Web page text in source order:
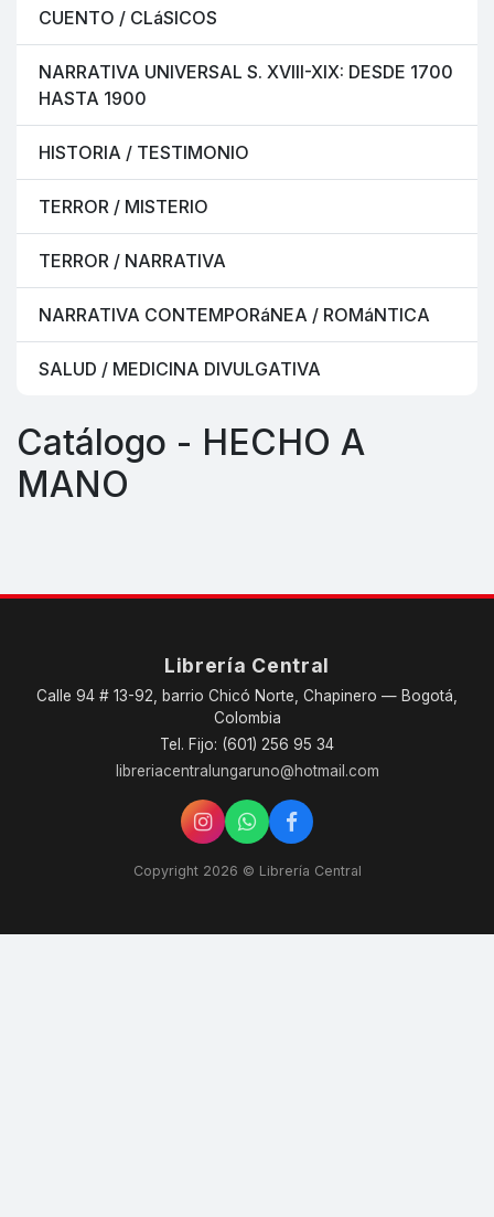
CUENTO / CLáSICOS
NARRATIVA UNIVERSAL S. XVIII-XIX: DESDE 1700
HASTA 1900
HISTORIA / TESTIMONIO
TERROR / MISTERIO
TERROR / NARRATIVA
NARRATIVA CONTEMPORáNEA / ROMáNTICA
SALUD / MEDICINA DIVULGATIVA
Catálogo - HECHO A
MANO
Librería Central
Calle 94 # 13-92, barrio Chicó Norte, Chapinero — Bogotá,
Colombia
Tel. Fijo: (601) 256 95 34
libreriacentralungaruno@hotmail.com
Copyright 2026 © Librería Central